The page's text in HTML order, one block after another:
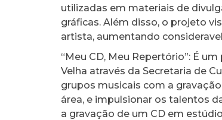
utilizadas em materiais de
gráficas. Além disso, o projeto
artista, aumentando
“Meu CD, Meu Repertório”: É
Velha através da Secretaria de
grupos musicais com a
área, e impulsionar os talentos
a gravação de um CD em